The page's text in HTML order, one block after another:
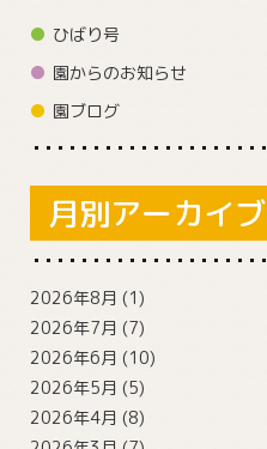
ひばり号
園からのお知らせ
園ブログ
月別アーカイブ
2026年8月 (1)
2026年7月 (7)
2026年6月 (10)
2026年5月 (5)
2026年4月 (8)